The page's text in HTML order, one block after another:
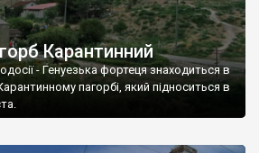
Карантинний
- Генуезька фортеця знаходиться в
пагорбі, який підноситься в